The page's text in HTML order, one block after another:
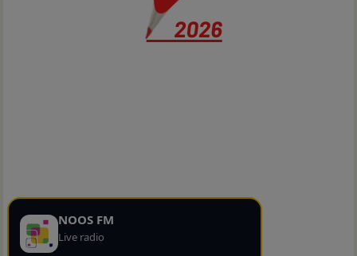
NOOS FM
Live radio